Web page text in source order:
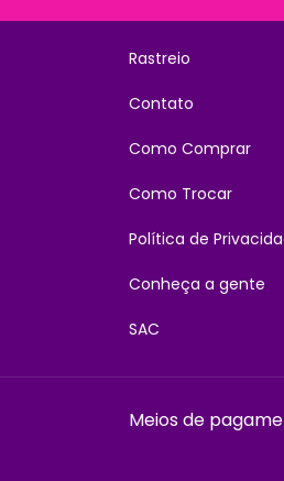
Rastreio
Contato
Como Comprar
Como Trocar
Política de
Conheça a gente
SAC
Meios de